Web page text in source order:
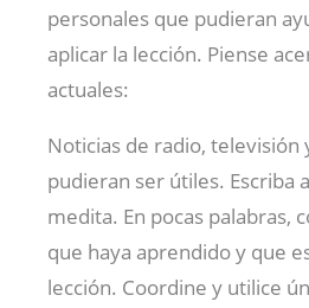
personales que pudieran
aplicar la lección. Piense
actuales:
Noticias de radio, televisión
pudieran ser útiles. Escriba
medita. En pocas palabras,
que haya aprendido y que
lección. Coordine y utilice